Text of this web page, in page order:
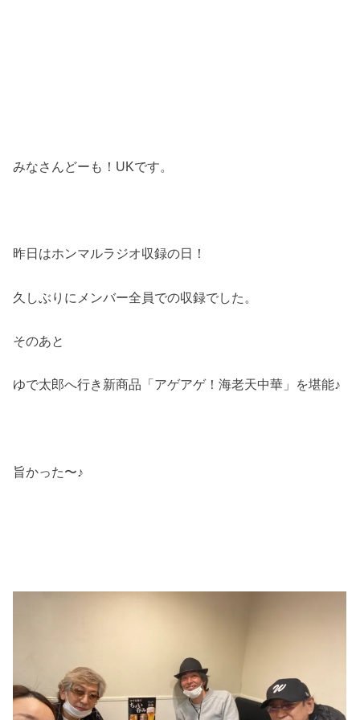
みなさんどーも！UKです。
昨日はホンマルラジオ収録の日！
久しぶりにメンバー全員での収録でした。
そのあと
ゆで太郎へ行き新商品「アゲアゲ！海老天中華」を堪能♪
旨かった〜♪